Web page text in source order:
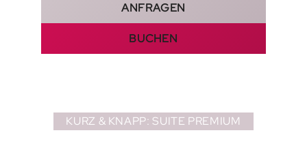
ANFRAGEN
BUCHEN
KURZ & KNAPP: SUITE PREMIUM